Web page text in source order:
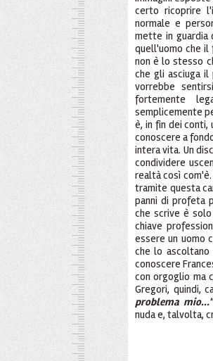
certo ricoprire
normale e
mette in guardia
quell'uomo che
non è lo stesso
che gli asciuga il
vorrebbe
fortemente
semplicemente
è, in fin dei conti,
conoscere a
intera vita. Un
condividere
realtà così
tramite questa
panni di profeta
che scrive è
chiave
essere un uomo
che lo
conoscere
con orgoglio ma
Gregori, quindi,
problema mio..."
nuda e, talvolta,